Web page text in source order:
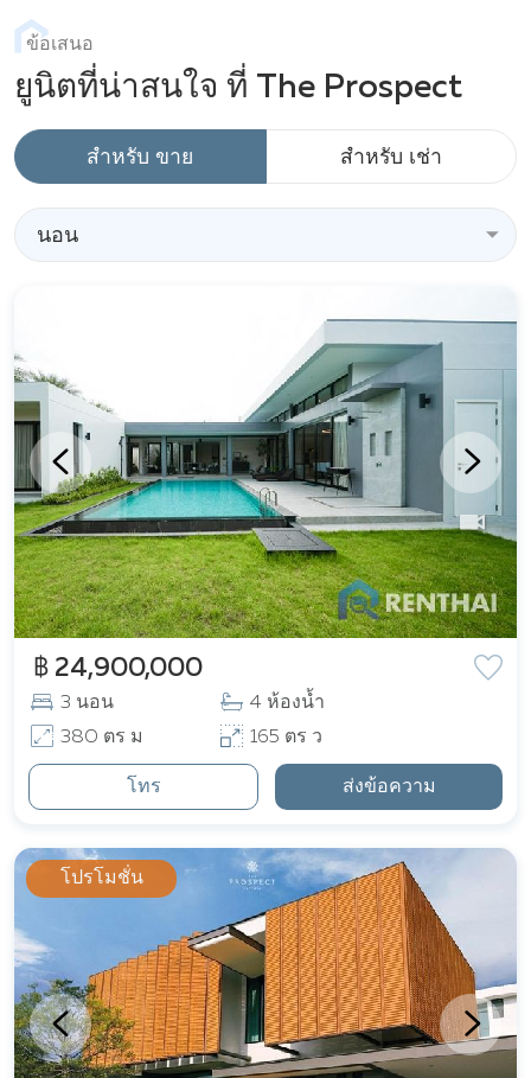
ข้อเสนอ
ยูนิตที่น่าสนใจ ที่ The Prospect
สำหรับ ขาย สำหรับ เช่า
นอน
฿ 24,900,000
3 นอน
4 ห้องน้ำ
380 ตร ม
165 ตร ว
โทร ส่งข้อความ
โปรโมชั่น